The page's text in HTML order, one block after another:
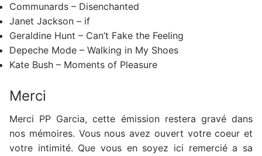
Communards – Disenchanted
Janet Jackson – if
Geraldine Hunt – Can’t Fake the Feeling
Depeche Mode – Walking in My Shoes
Kate Bush – Moments of Pleasure
Merci
Merci PP Garcia, cette émission restera gravé dans
nos mémoires. Vous nous avez ouvert votre coeur et
votre intimité. Que vous en soyez ici remercié a sa